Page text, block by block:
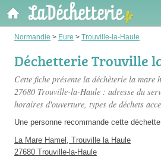
Normandie > Eure > Trouville-la-Haule
Déchetterie Trouville
Cette fiche présente la déchèterie la mare
27680 Trouville-la-Haule : adresse du
horaires d'ouverture, types de déchets
Une personne recommande cette
La Mare Hamel, Trouville la Haule
27680 Trouville-la-Haule